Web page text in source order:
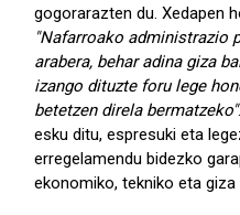
gogorarazten du. Xedapen
"Nafarroako administrazio
arabera, behar adina giza
izango dituzte foru lege
betetzen direla bermatzeko"
esku ditu, espresuki eta
erregelamendu bidezko
ekonomiko, tekniko eta giza